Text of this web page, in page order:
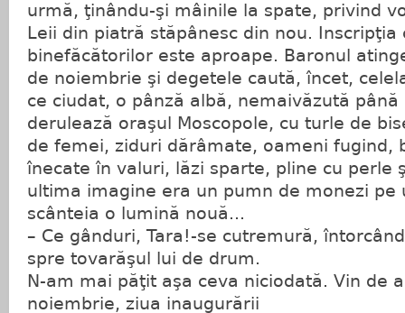
urmă, ţinându-şi mâinile la spate, privind
Leii din piatră stăpânesc din nou. Inscripţia
binefăcătorilor este aproape. Baronul
de noiembrie şi degetele caută, încet,
ce ciudat, o pânză albă, nemaivăzută
derulează oraşul Moscopole, cu turle de
de femei, ziduri dărâmate, oameni fugind,
înecate în valuri, lăzi sparte, pline cu perle
ultima imagine era un pumn de monezi pe
scânteia o lumină nouă...
– Ce gânduri, Tara!-se cutremură,
spre tovarăşul lui de drum.
N-am mai păţit aşa ceva niciodată. Vin de
noiembrie, ziua inaugurării